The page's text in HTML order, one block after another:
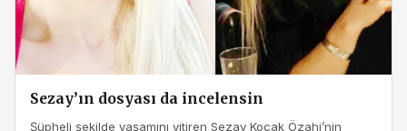
Sezay’ın dosyası da incelensin
Şüpheli şekilde yaşamını yitiren Sezay Koçak Özahi’nin